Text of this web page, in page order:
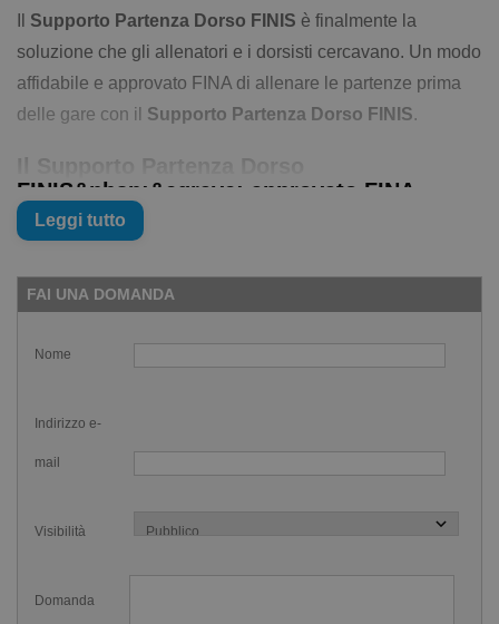
Supporto Partenza Dorso FINIS è finalmente la
soluzione che gli allenatori e i dorsisti cercavano. Un modo
affidabile e approvato FINA di allenare le partenze prima
delle gare con il Supporto Partenza Dorso FINIS.
FINIS&nbsp;&egrave; approvato FINA
Puoi usare ilSupporto Partenza Dorso FINIS
esplosività e velocità. La superficie ruvida evita fastidiose
partenza!
Leggi tutto
FAI UNA DOMANDA
Nome
Indirizzo e-
mail
Visibilità
Domanda